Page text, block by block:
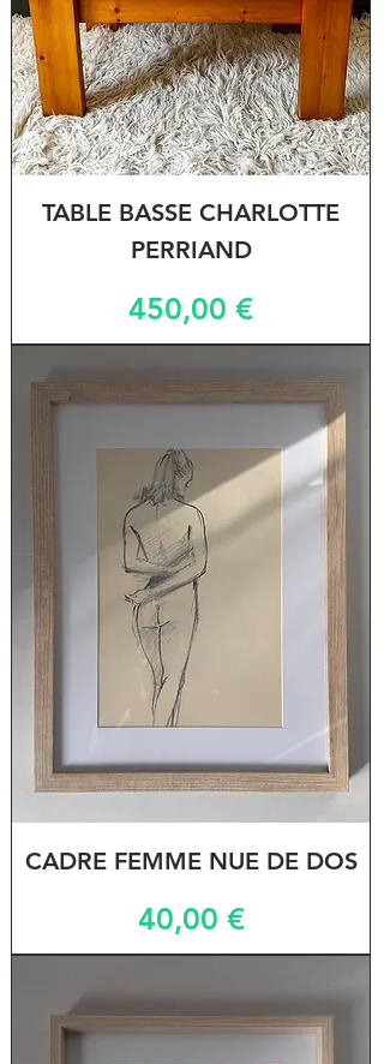
TABLE BASSE CHARLOTTE
PERRIAND
Prix
450,00 €
CADRE FEMME NUE DE DOS
Prix
40,00 €